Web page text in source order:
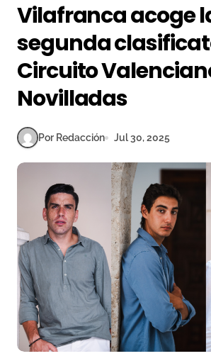
Vilafranca acoge
segunda
Circuito
Novilladas
Por Redacción Jul 30, 2025